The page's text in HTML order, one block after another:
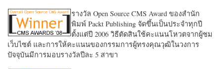
รางวัล Open Source CMS Award ของสำนัก
พิมพ์ Packt Publishing จัดขึ้นเป็นประจำทุกปี
ตั้งแต่ปี 2006 วิธีตัดสินใช้คะแนนโหวตจากผู้ชม
เว็บไซต์ และการให้คะแนนของกรรมการผู้ทรงคุณวุฒิในวงการ
ปัจจุบันมีการมอบรางวัลปีละ 5 สาขา